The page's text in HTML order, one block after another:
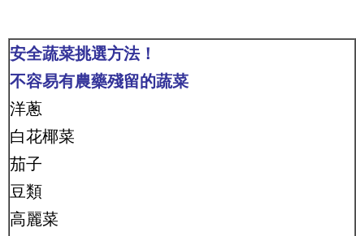
安全蔬菜挑選方法！
不容易有農藥殘留的蔬菜
洋蔥
白花椰菜
茄子
豆類
高麗菜